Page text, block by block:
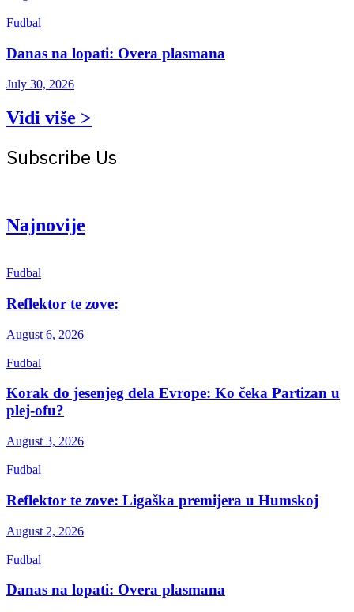
Fudbal
Danas na lopati: Overa plasmana
July 30, 2026
Vidi više >
Subscribe Us
Najnovije
Fudbal
Reflektor te zove:
August 6, 2026
Fudbal
Korak do jesenjeg dela Evrope: Ko čeka Partizan u
plej-ofu?
August 3, 2026
Fudbal
Reflektor te zove: Ligaška premijera u Humskoj
August 2, 2026
Fudbal
Danas na lopati: Overa plasmana